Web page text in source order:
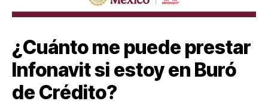
¿Cuánto me puede prestar
Infonavit si estoy en Buró
de Crédito?